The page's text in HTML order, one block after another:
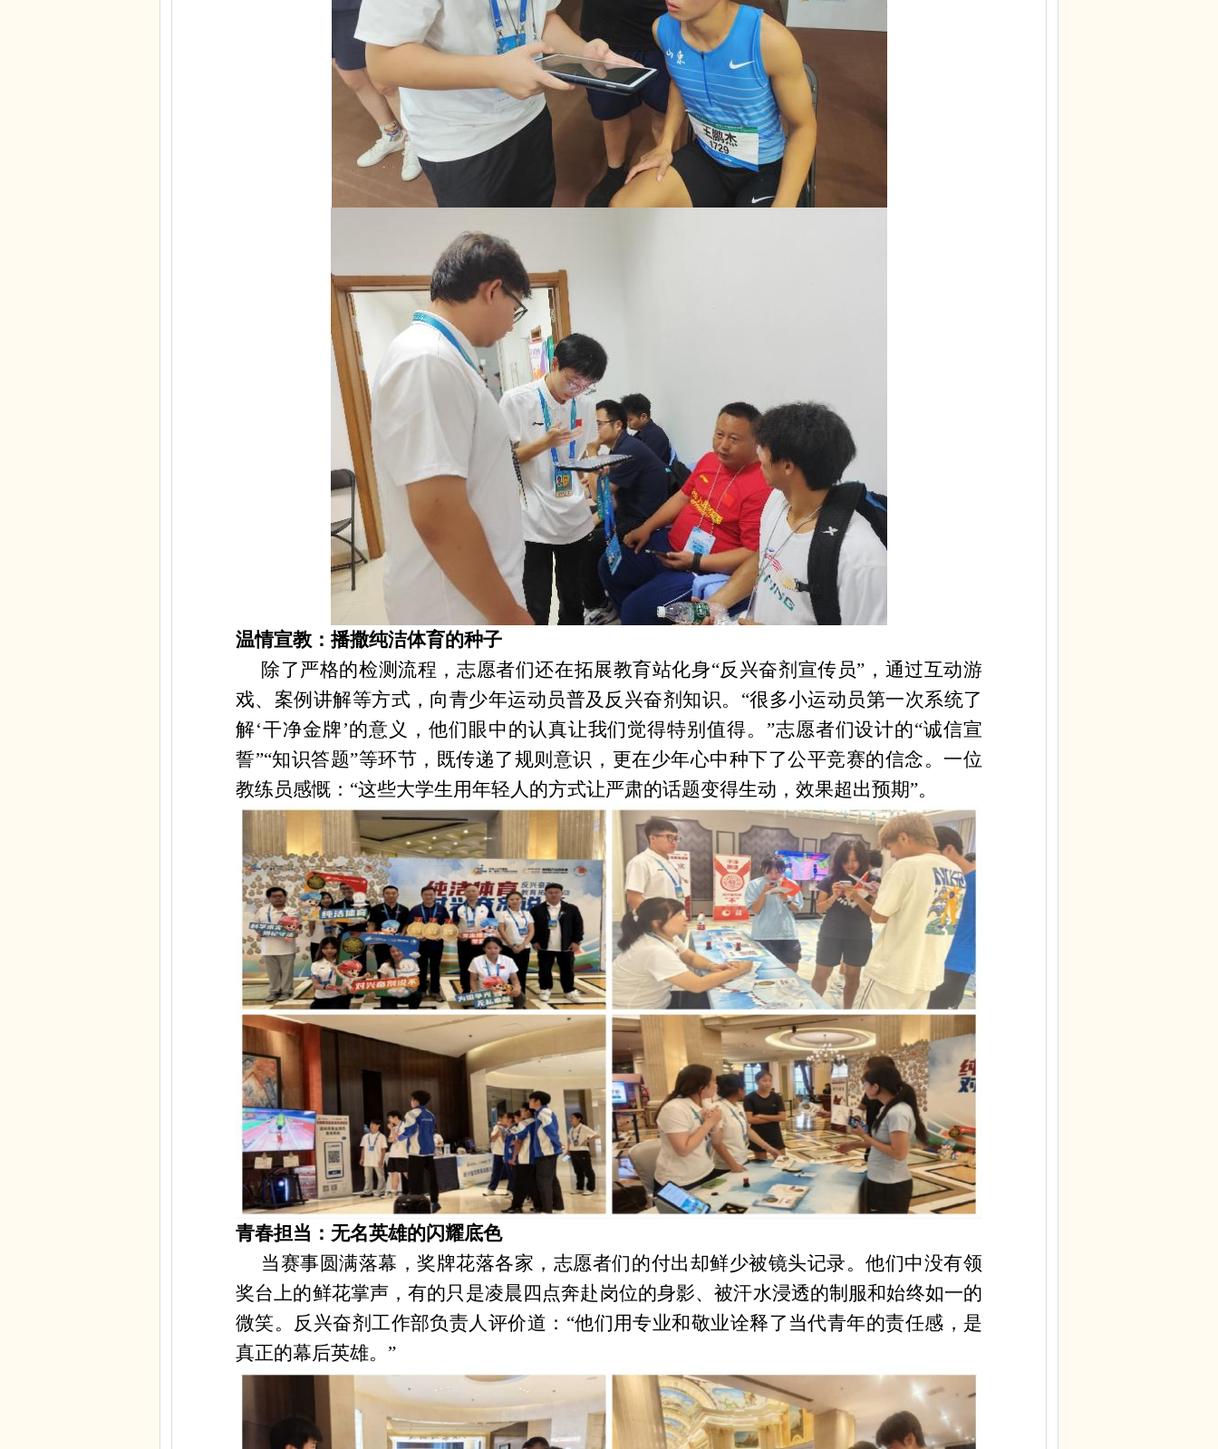
温情宣教：播撒纯洁体育的种子
除了严格的检测流程，志愿者们还在拓展教育站化身“反兴奋剂宣传员”，通过互动游
戏、案例讲解等方式，向青少年运动员普及反兴奋剂知识。“很多小运动员第一次系统了
解‘干净金牌’的意义，他们眼中的认真让我们觉得特别值得。”志愿者们设计的“诚信宣
誓”“知识答题”等环节，既传递了规则意识，更在少年心中种下了公平竞赛的信念。一位
教练员感慨：“这些大学生用年轻人的方式让严肃的话题变得生动，效果超出预期”。
青春担当：无名英雄的闪耀底色
当赛事圆满落幕，奖牌花落各家，志愿者们的付出却鲜少被镜头记录。他们中没有领
奖台上的鲜花掌声，有的只是凌晨四点奔赴岗位的身影、被汗水浸透的制服和始终如一的
微笑。反兴奋剂工作部负责人评价道： “他们用专业和敬业诠释了当代青年的责任感，是
真正的幕后英雄。”